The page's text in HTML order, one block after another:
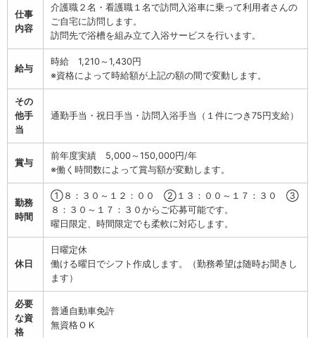
仕事
内容
介護職２名・看護職１名で訪問入浴車に乗って利用者さんの
ご自宅に訪問します。
訪問先で浴槽を組み立て入浴サービスを行います。
給与
時給 1,210～1,430円
※資格によって時給額が上記の額の間で変動します。
その
他手
当
通勤手当・祝日手当・訪問入浴手当（１件につき75円支給）
賞与
前年度実績 5,000～150,000円/年
※働く時間数によって賞与額が変動します。
勤務
時間
①８：３０～１２：００ ②１３：００～１７：３０ ③
８：３０～１７：３０からご応募可能です。
曜日限定、時間限定でも柔軟に対応します。
休日
日曜定休
働ける曜日でシフト作成します。（勤務希望は随時お聞きし
ます）
必要
な資
格
普通自動車免許
無資格ＯＫ